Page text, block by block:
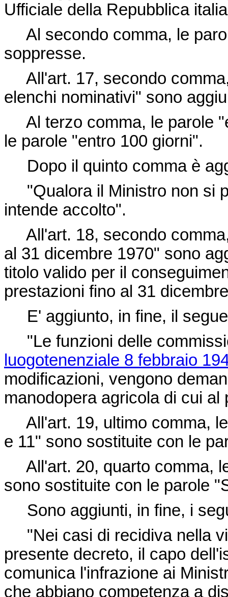
Ufficiale della Repubblica
Al secondo comma, le
soppresse.
All'art. 17, secondo
elenchi nominativi" sono
Al terzo comma, le parole
le parole "entro 100 giorni".
Dopo il quinto comma è
"Qualora il Ministro non si
intende accolto".
All'art. 18, secondo
al 31 dicembre 1970" sono
titolo valido per il
prestazioni fino al 31
E' aggiunto, in fine, il
"Le funzioni delle
luogotenenziale 8 febbraio
modificazioni, vengono
manodopera agricola di cui al
All'art. 19, ultimo comma,
e 11" sono sostituite con le
All'art. 20, quarto comma,
sono sostituite con le parole
Sono aggiunti, in fine, i
"Nei casi di recidiva nella
presente decreto, il capo
comunica l'infrazione ai
che abbiano competenza a